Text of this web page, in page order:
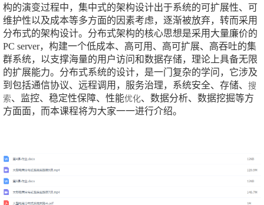
构的演变过程中，集中式的架构设计出于系统的可扩展性、可
维护性以及成本等多方面的因素考虑，逐渐被放弃，转而采用
分布式的架构设计。分布式架构的核心思想是采用大量廉价的
PC server，构建一个低成本、高可用、高可扩展、高吞吐的集
群系统，以支撑海量的用户访问和数据存储，理论上具备无限
的扩展能力。分布式系统的设计，是一门复杂的学问，它涉及
到包括通信协议、远程调用，服务治理，系统安全、存储、 搜
索、监控、稳定性保障、性能优化、数据分析、数据挖掘等方
方面面，而本课程将为大家一一进行介绍。